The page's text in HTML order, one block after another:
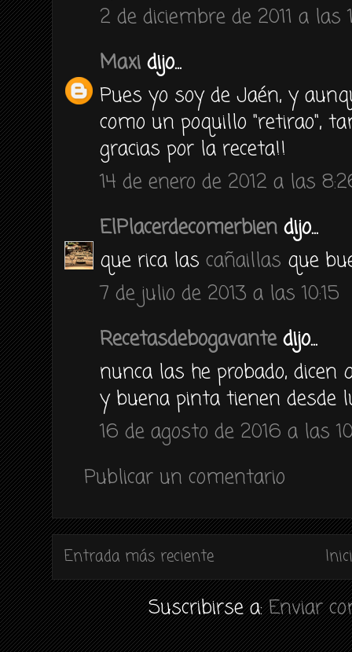
2 de diciembre de 2011 a las
Maxi dijo...
Pues yo soy de Jaén, y
como un poquillo "retirao",
gracias por la receta!!
14 de enero de 2012 a las
ElPlacerdecomerbien dijo...
que rica las cañaillas que
7 de julio de 2013 a las 10:15
Recetasdebogavantedijo...
nunca las he probado,
y buena pinta tienen desde
16 de agosto de 2016 a las
Publicar un comentario
Entrada más reciente
Suscribirse a:Enviar